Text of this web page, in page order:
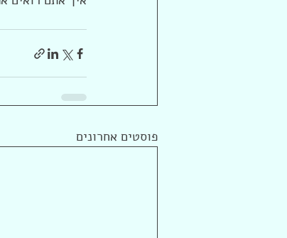
פוסטים אחרונים